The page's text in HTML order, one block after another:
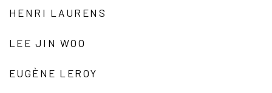
HENRI LAURENS
LEE JIN WOO
EUGÈNE LEROY